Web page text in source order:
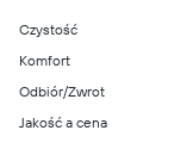
Czystość
Komfort
Odbiór/Zwrot
Jakość a cena